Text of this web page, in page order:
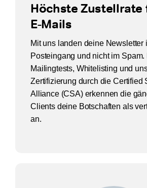
Höchste Zustellrate
E-Mails
Mit uns landen deine Newsletter
Posteingang und nicht im Spam.
Mailingtests, Whitelisting und
Zertifizierung durch die Certified
Alliance (CSA) erkennen die
Clients deine Botschaften als
an.